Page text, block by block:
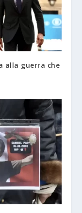
alla guerra che